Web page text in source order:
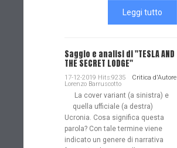
Leggi tutto
Saggio e analisi di "TESLA AND
THE SECRET LODGE"
17-12-2019 Hits:9235
Critica d'Autore
Lorenzo Barruscotto
La cover variant (a sinistra) e
quella ufficiale (a destra)
Ucronia. Cosa significa questa
parola? Con tale termine viene
indicato un genere di narrativa